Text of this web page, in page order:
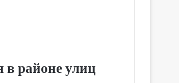
районе улиц